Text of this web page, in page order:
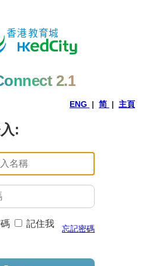
2.1
ENG 简 |主頁
:
記住我 忘記密碼